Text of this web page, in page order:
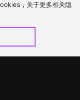
，关于更多相关隐